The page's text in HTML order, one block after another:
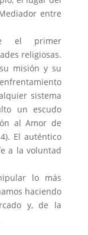
entre
el primer
religiosas.
misión y su
sistema
un escudo
al Amor de
El auténtico
a la voluntad
lo más
haciendo
y, de la